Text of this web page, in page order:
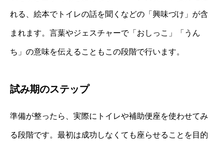
れる、絵本でトイレの話を聞くなどの「興味づけ」が含
まれます。言葉やジェスチャーで「おしっこ」「うん
ち」の意味を伝えることもこの段階で行います。
試み期のステップ
準備が整ったら、実際にトイレや補助便座を使わせてみ
る段階です。最初は成功しなくても座らせることを目的